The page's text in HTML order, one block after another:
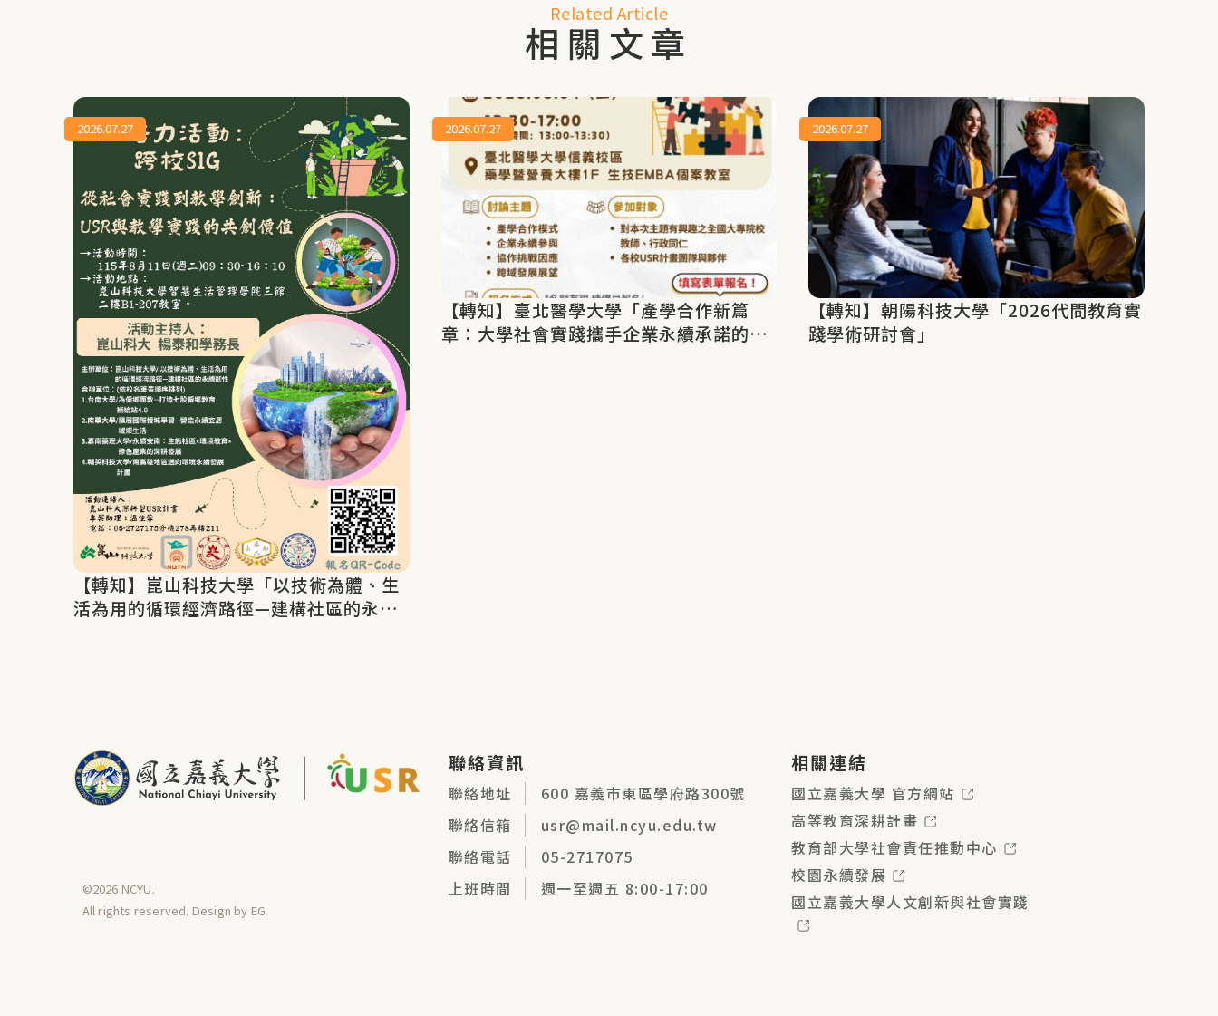
Related Article
相關文章
【轉知】崑山科技大學「以技術為體、生
活為用的循環經濟路徑—建構社區的永續
2026.07.27
【轉知】臺北醫學大學「產學合作新篇
章：大學社會實踐攜手企業永續承諾的機
2026.07.27
【轉知】朝陽科技大學「2026代間教育實
踐學術研討會」
2026.07.27
聯絡資訊
聯絡地址
600 嘉義市東區學府路300號
聯絡信箱
usr@mail.ncyu.edu.tw
聯絡電話
05-2717075
上班時間
週一至週五 8:00-17:00
相關連結
國立嘉義大學 官方網站
高等教育深耕計畫
教育部大學社會責任推動中心
校園永續發展
國立嘉義大學人文創新與社會實踐
©2026 NCYU.
All rights reserved. Design by EG.